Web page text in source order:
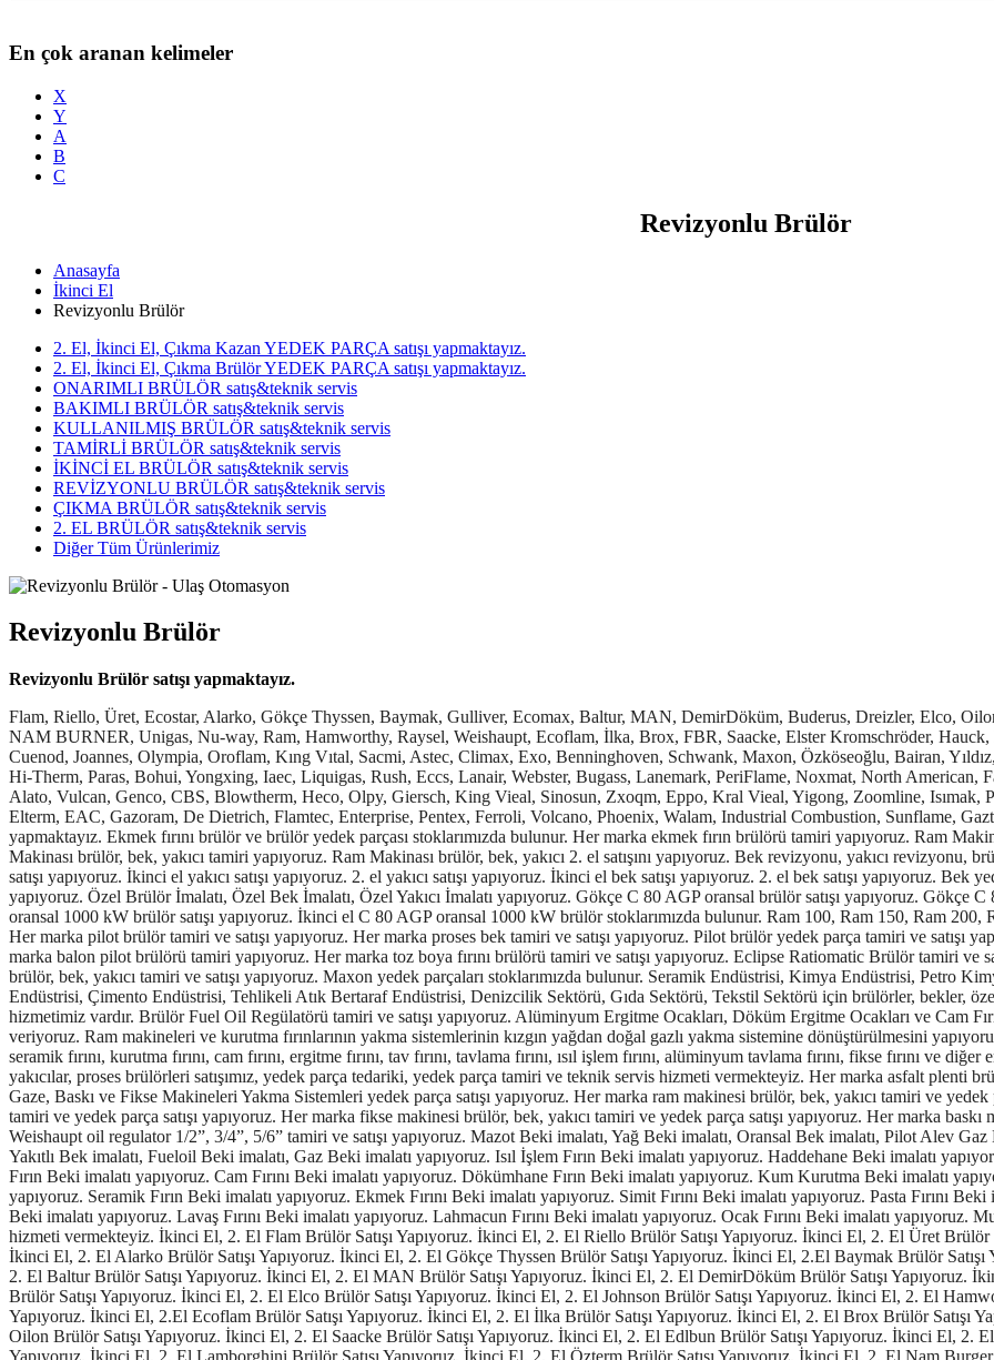
En çok aranan kelimeler
X
Y
A
B
C
Revizyonlu Brülör
Anasayfa
İkinci El
Revizyonlu Brülör
2. El, İkinci El, Çıkma Kazan YEDEK PARÇA satışı yapmaktayız.
2. El, İkinci El, Çıkma Brülör YEDEK PARÇA satışı yapmaktayız.
ONARIMLI BRÜLÖR satış&teknik servis
BAKIMLI BRÜLÖR satış&teknik servis
KULLANILMIŞ BRÜLÖR satış&teknik servis
TAMİRLİ BRÜLÖR satış&teknik servis
İKİNCİ EL BRÜLÖR satış&teknik servis
REVİZYONLU BRÜLÖR satış&teknik servis
ÇIKMA BRÜLÖR satış&teknik servis
2. EL BRÜLÖR satış&teknik servis
Diğer Tüm Ürünlerimiz
Revizyonlu Brülör
Revizyonlu Brülör satışı yapmaktayız.
Flam, Riello, Üret, Ecostar, Alarko, Gökçe Thyssen, Baymak, Gulliver, Ecomax, Baltur, MAN, DemirDöküm, Buderus, Dreizler, Elco, Oilon, Edlbun, Career, Bentone, Baite, Johnson, Lamborghini, Özterm, NAM BURNER, Unigas, Nu-way, Ram, Hamworthy, Raysel, Weishaupt, Ecoflam, İlka, Brox, FBR, Saacke, Elster Kromschröder, Hauck, LBE, Eclipse, Monarch, Hauck BBC, Hauck BBG, Sookook, Cuenod, Joannes, Olympia, Oroflam, Kıng Vıtal, Sacmi, Astec, Climax, Exo, Benninghoven, Schwank, Maxon, Özköseoğlu, Bairan, Yıldız, Oertli, Sinoder, Brensler, Beckett, Narayan, RAY, Carlin, Oxilon, Hi-Therm, Paras, Bohui, Yongxing, Iaec, Liquigas, Rush, Eccs, Lanair, Webster, Bugass, Lanemark, PeriFlame, Noxmat, North American, Faber, Json, Kingray, Hindenlang, Flamco, Ebico, Zoomline, Körting, Alato, Vulcan, Genco, CBS, Blowtherm, Heco, Olpy, Giersch, King Vieal, Sinosun, Zxoqm, Eppo, Kral Vieal, Yigong, Zoomline, Isımak, Pelltech, Epcb, Ramfire, Cochran, Kroll, Midco, Wayne, Hofamat, Elterm, EAC, Gazoram, De Dietrich, Flamtec, Enterprise, Pentex, Ferroli, Volcano, Phoenix, Walam, Industrial Combustion, Sunflame, Gazteknik marka bek, yakıcı ve brülörlerin ikinci el, 2. el satışını yapmaktayız. Ekmek fırını brülör ve brülör yedek parçası stoklarımızda bulunur. Her marka ekmek fırın brülörü tamiri yapıyoruz. Ram Makinası brülör, bek, yakıcı yedek parçaları stoklarımızda bulunur. Ram Makinası brülör, bek, yakıcı tamiri yapıyoruz. Ram Makinası brülör, bek, yakıcı 2. el satışını yapıyoruz. Bek revizyonu, yakıcı revizyonu, brülör revizyonu yapıyoruz. İkinci el brülör satışı yapıyoruz. 2. el brülör satışı yapıyoruz. İkinci el yakıcı satışı yapıyoruz. 2. el yakıcı satışı yapıyoruz. İkinci el bek satışı yapıyoruz. 2. el bek satışı yapıyoruz. Bek yedek parça tamiri, yakıcı yedek parça tamiri, brülör yedek parça tamiri yapıyoruz. Özel Brülör İmalatı, Özel Bek İmalatı, Özel Yakıcı İmalatı yapıyoruz. Gökçe C 80 AGP oransal brülör satışı yapıyoruz. Gökçe C 80 AGP oransal brülör stoklarımızda bulunur. İkinci el C 80 AGP oransal 1000 kW brülör satışı yapıyoruz. İkinci el C 80 AGP oransal 1000 kW brülör stoklarımızda bulunur. Ram 100, Ram 150, Ram 200, Ram 300 Brülörler, Yakıcılar ve yedek parçaları stoklarımızda bulunur. Her marka pilot brülör tamiri ve satışı yapıyoruz. Her marka proses bek tamiri ve satışı yapıyoruz. Pilot brülör yedek parça tamiri ve satışı yapıyoruz. Her marka bek yedek parça tamiri ve satışı yapıyoruz. Her marka balon pilot brülörü tamiri yapıyoruz. Her marka toz boya fırını brülörü tamiri ve satışı yapıyoruz. Eclipse Ratiomatic Brülör tamiri ve satışı yapıyoruz. Eclipse bek, yakıcı tamiri ve satışı yapıyoruz. Maxon brülör, bek, yakıcı tamiri ve satışı yapıyoruz. Maxon yedek parçaları stoklarımızda bulunur. Seramik Endüstrisi, Kimya Endüstrisi, Petro Kimya Endüstrisi, Metal Endüstrisi, Maden Endüstrisi, Demir Çelik Endüstrisi, Çimento Endüstrisi, Tehlikeli Atık Bertaraf Endüstrisi, Denizcilik Sektörü, Gıda Sektörü, Tekstil Sektörü için brülörler, bekler, özel yakıcılar satışımız ve yedek parça tedarikimiz, teknik servis hizmetimiz vardır. Brülör Fuel Oil Regülatörü tamiri ve satışı yapıyoruz. Alüminyum Ergitme Ocakları, Döküm Ergitme Ocakları ve Cam Fırınlarının, proses yakıcılarının satış, montaj ve teknik servis hizmeti veriyoruz. Ram makineleri ve kurutma fırınlarının yakma sistemlerinin kızgın yağdan doğal gazlı yakma sistemine dönüştürülmesini yapıyoruz. Boya fırını, ekmek fırını, tünel fırını, kuzine fırını, mutfak fırını, seramik fırını, kurutma fırını, cam fırını, ergitme fırını, tav fırını, tavlama fırını, ısıl işlem fırını, alüminyum tavlama fırını, fikse fırını ve diğer endüstriyel fırınları brülörleri, bekleri, yanma sistemleri, proses yakıcılar, proses brülörleri satışımız, yedek parça tedariki, yedek parça tamiri ve teknik servis hizmeti vermekteyiz. Her marka asfalt plenti brülör ve yedek parça tedariği ve teknik servis hizmetimiz vardır. Ram ve Gaze, Baskı ve Fikse Makineleri Yakma Sistemleri yedek parça satışı yapıyoruz. Her marka ram makinesi brülör, bek, yakıcı tamiri ve yedek parça satışı yapıyoruz. Her marka gaze makinesi brülör, bek, yakıcı tamiri ve yedek parça satışı yapıyoruz. Her marka fikse makinesi brülör, bek, yakıcı tamiri ve yedek parça satışı yapıyoruz. Her marka baskı makinesi brülör, bek, yakıcı tamiri ve yedek parça satışı yapıyoruz. Weishaupt oil regulator 1/2”, 3/4”, 5/6” tamiri ve satışı yapıyoruz. Mazot Beki imalatı, Yağ Beki imalatı, Oransal Bek imalatı, Pilot Alev Gaz Beki imalatı, Çatal İğneli Bek imalatı, Düz İğneli Bek imalatı, Çift Yakıtlı Bek imalatı, Fueloil Beki imalatı, Gaz Beki imalatı yapıyoruz. Isıl İşlem Fırın Beki imalatı yapıyoruz. Haddehane Beki imalatı yapıyoruz. Çelik Dövme ve Tav Fırın Beki imalatı yapıyoruz. Metal Ergitme Fırın Beki imalatı yapıyoruz. Cam Fırını Beki imalatı yapıyoruz. Dökümhane Fırın Beki imalatı yapıyoruz. Kum Kurutma Beki imalatı yapıyoruz. Perlit Fırın Beki imalatı yapıyoruz. Toprak Fırın Beki imalatı yapıyoruz. Seramik Fırın Beki imalatı yapıyoruz. Ekmek Fırını Beki imalatı yapıyoruz. Simit Fırını Beki imalatı yapıyoruz. Pasta Fırını Beki imalatı yapıyoruz. Pide Fırını Beki imalatı yapıyoruz. Pizza Fırını Beki imalatı yapıyoruz. Lavaş Fırını Beki imalatı yapıyoruz. Lahmacun Fırını Beki imalatı yapıyoruz. Ocak Fırını Beki imalatı yapıyoruz. Mutfak Fırını Beki imalatı yapıyoruz. Yurt içi ve yurt dışı teknik servis hizmeti vermekteyiz. İkinci El, 2. El Flam Brülör Satışı Yapıyoruz. İkinci El, 2. El Riello Brülör Satışı Yapıyoruz. İkinci El, 2. El Üret Brülör Satışı Yapıyoruz. İkinci El, 2. El Ecostar Brülör Satışı Yapıyoruz. İkinci El, 2. El Alarko Brülör Satışı Yapıyoruz. İkinci El, 2. El Gökçe Thyssen Brülör Satışı Yapıyoruz. İkinci El, 2.El Baymak Brülör Satışı Yapıyoruz. İkinci El, 2. El Gulliver Brülör Satışı Yapıyoruz. İkinci El, 2. El Baltur Brülör Satışı Yapıyoruz. İkinci El, 2. El MAN Brülör Satışı Yapıyoruz. İkinci El, 2. El DemirDöküm Brülör Satışı Yapıyoruz. İkinci El, 2. El Buderus Brülör Satışı Yapıyoruz. İkinci El, 2. El Dreizler Brülör Satışı Yapıyoruz. İkinci El, 2. El Elco Brülör Satışı Yapıyoruz. İkinci El, 2. El Johnson Brülör Satışı Yapıyoruz. İkinci El, 2. El Hamworthy Brülör Satışı Yapıyoruz. İkinci El, 2. El Weishaupt Brülör Satışı Yapıyoruz. İkinci El, 2.El Ecoflam Brülör Satışı Yapıyoruz. İkinci El, 2. El İlka Brülör Satışı Yapıyoruz. İkinci El, 2. El Brox Brülör Satışı Yapıyoruz. İkinci El, 2. El FBR Brülör Satışı Yapıyoruz. İkinci El, 2. El Oilon Brülör Satışı Yapıyoruz. İkinci El, 2. El Saacke Brülör Satışı Yapıyoruz. İkinci El, 2. El Edlbun Brülör Satışı Yapıyoruz. İkinci El, 2. El Bentone Brülör Satışı